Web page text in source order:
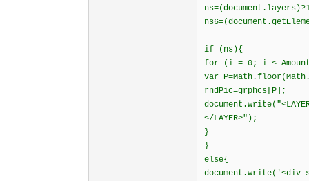
if (ns){
for (i = 0; i <
var
rndPic=grphcs[P];
</LAYER>");
}
}
else{
document.write('<div